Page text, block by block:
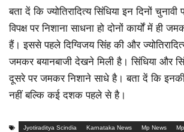
बता दें कि ज्योतिरादित्य सिंधिया इन दिनों चुनावी
विपक्ष पर निशाना साधना हो दोनों कार्यों में ही
हैं। इससे पहले दिग्विजय सिंह की और
जमकर बयानबाजी देखने मिली है। सिंधिया और
दूसरे पर जमकर निशाने साधे है। बता दें कि
नहीं बल्कि कई दशक पहले से है।
Jyotiraditya Scindia Karnataka News Mp News